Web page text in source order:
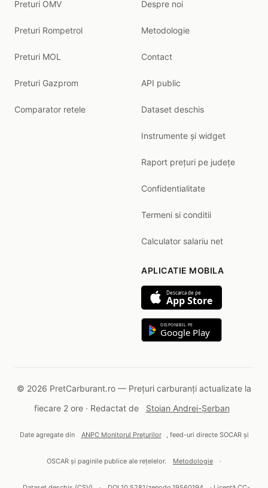
Preturi OMV
Preturi Rompetrol
Preturi MOL
Preturi Gazprom
Comparator retele
Despre noi
Metodologie
Contact
API public
Dataset deschis
Instrumente și widget
Raport prețuri pe județe
Confidentialitate
Termeni si conditii
Calculator salariu net
APLICATIE MOBILA
Descarca de pe
App Store
DISPONIBIL PE
Google Play
© 2026 PretCarburant.ro — Prețuri carburanți actualizate la
fiecare 2 ore · Redactat de
Stoian Andrei-Șerban
Date agregate din ANPC Monitorul Prețurilor , feed-uri directe SOCAR și
OSCAR și paginile publice ale rețelelor. Metodologie ·